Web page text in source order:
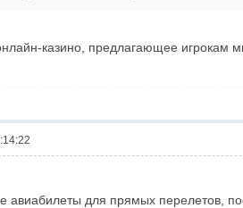
казино, предлагающее игрокам
авиабилеты для прямых перелетов,